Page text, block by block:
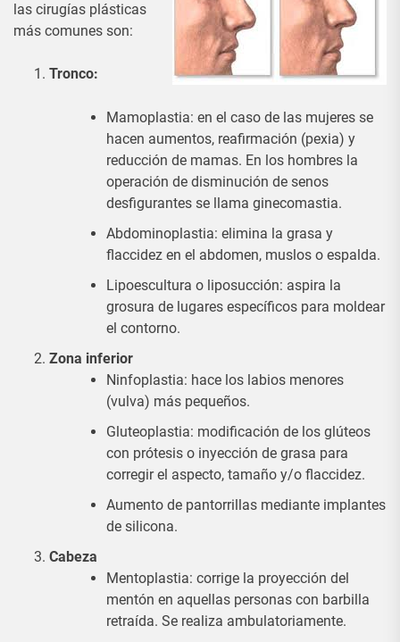
las cirugías plásticas
más comunes son:
Tronco:
Mamoplastia: en el caso de las mujeres se
hacen aumentos, reafirmación (pexia) y
reducción de mamas. En los hombres la
operación de disminución de senos
desfigurantes se llama ginecomastia.
Abdominoplastia: elimina la grasa y
flaccidez en el abdomen, muslos o espalda.
Lipoescultura o liposucción: aspira la
grosura de lugares específicos para moldear
el contorno.
Zona inferior
Ninfoplastia: hace los labios menores
(vulva) más pequeños.
Gluteoplastia: modificación de los glúteos
con prótesis o inyección de grasa para
corregir el aspecto, tamaño y/o flaccidez.
Aumento de pantorrillas mediante implantes
de silicona.
Cabeza
Mentoplastia: corrige la proyección del
mentón en aquellas personas con barbilla
retraída. Se realiza ambulatoriamente.